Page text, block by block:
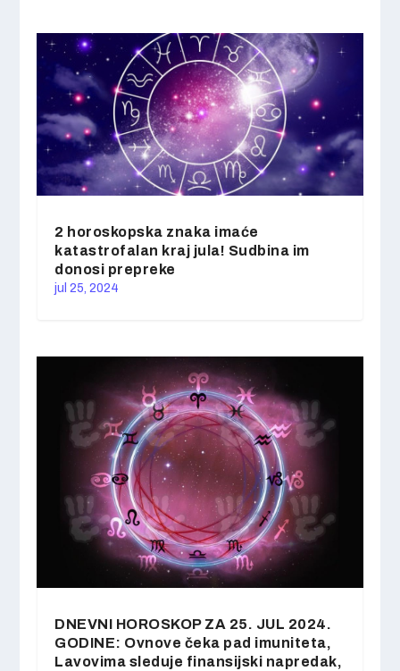
2 horoskopska znaka imaće
katastrofalan kraj jula! Sudbina im
donosi prepreke
jul 25, 2024
DNEVNI HOROSKOP ZA 25. JUL 2024.
GODINE: Ovnove čeka pad imuniteta,
Lavovima sleduje finansijski napredak,